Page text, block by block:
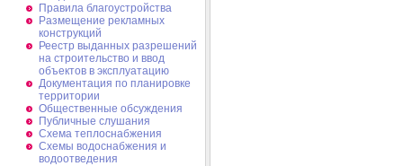
Правила благоустройства
Размещение рекламных
конструкций
Реестр выданных разрешений
на строительство и ввод
объектов в эксплуатацию
Документация по планировке
территории
Общественные обсуждения
Публичные слушания
Схема теплоснабжения
Схемы водоснабжения и
водоотведения